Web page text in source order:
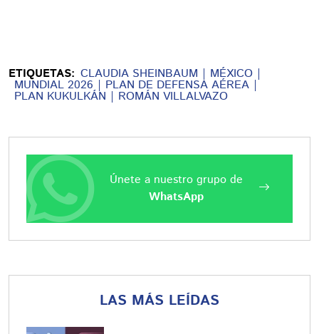
ETIQUETAS: CLAUDIA SHEINBAUM MÉXICO
MUNDIAL 2026 PLAN DE DEFENSA AÉREA
PLAN KUKULKÁN ROMÁN VILLALVAZO
Únete a nuestro grupo de
WhatsApp
LAS MÁS LEÍDAS